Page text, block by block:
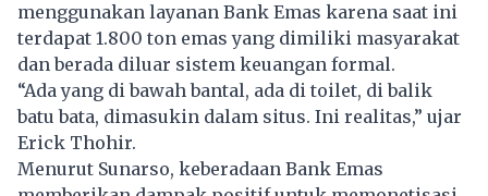
menggunakan layanan Bank Emas karena saat ini
terdapat 1.800 ton emas yang dimiliki masyarakat
dan berada diluar sistem keuangan formal.
“Ada yang di bawah bantal, ada di toilet, di balik
batu bata, dimasukin dalam situs. Ini realitas,” ujar
Erick Thohir.
Menurut Sunarso, keberadaan Bank Emas